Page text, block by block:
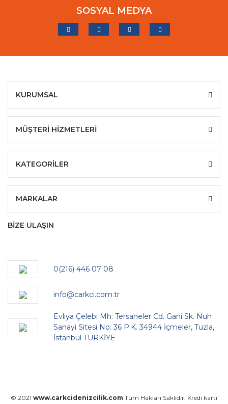
SOSYAL MEDYA
KURUMSAL
MÜŞTERİ HİZMETLERİ
KATEGORİLER
MARKALAR
BİZE ULAŞIN
0(216) 446 07 08
info@carkci.com.tr
Evliya Çelebi Mh. Tersaneler Cd. Gani Sk. Nuh
Sanayi Sitesi No: 36 P.K. 34944 İçmeler, Tuzla,
İstanbul TÜRKİYE
© 2021 www.carkcidenizcilik.com Tüm Hakları Saklıdır. Kredi kartı